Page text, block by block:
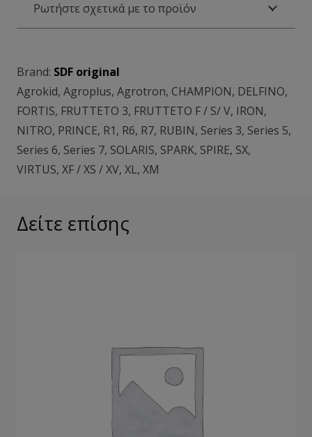
Ρωτήστε σχετικά με το προϊόν
Brand: SDF original
Agrokid, Agroplus, Agrotron, CHAMPION, DELFINO,
FORTIS, FRUTTETO 3, FRUTTETO F / S/ V, IRON,
NITRO, PRINCE, R1, R6, R7, RUBIN, Series 3, Series 5,
Series 6, Series 7, SOLARIS, SPARK, SPIRE, SX,
VIRTUS, XF / XS / XV, XL, XM
Δείτε επίσης